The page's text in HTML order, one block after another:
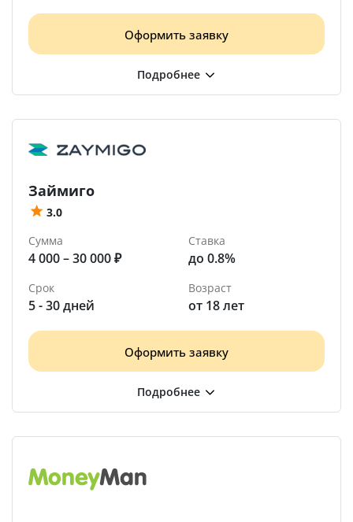
Оформить заявку
Займиго
3.0
Сумма
4 000 – 30 000 ₽
Ставка
до 0.8%
Срок
5 - 30 дней
Возраст
от 18 лет
Оформить заявку